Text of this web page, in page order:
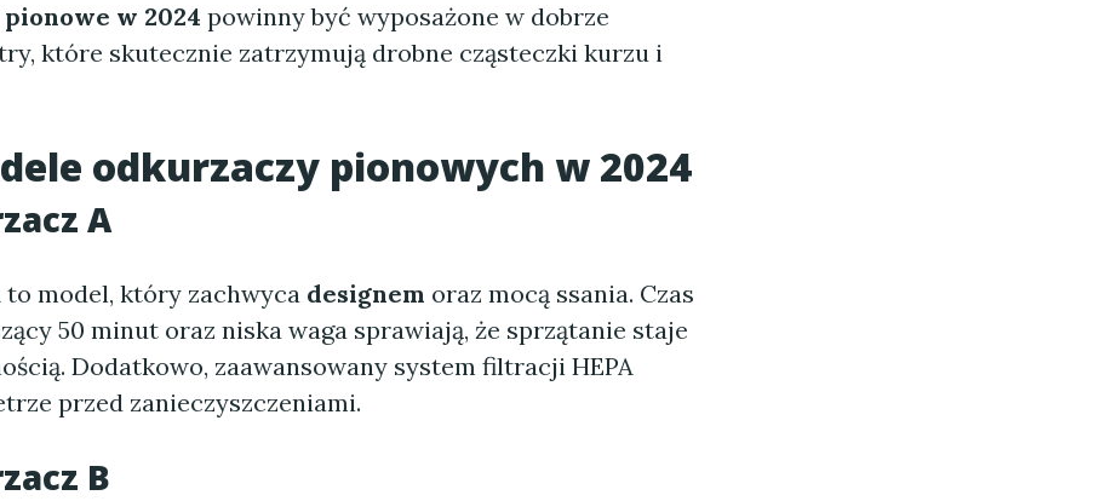
w 2024 powinny być wyposażone w dobrze
które skutecznie zatrzymują drobne cząsteczki kurzu i
odkurzaczy pionowych w 2024
A
to model, który zachwyca designem oraz mocą ssania. Czas
50 minut oraz niska waga sprawiają, że sprzątanie staje
Dodatkowo, zaawansowany system filtracji HEPA
przed zanieczyszczeniami.
B